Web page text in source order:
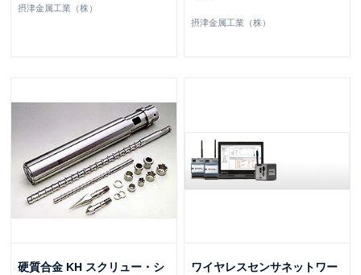
摂津金属工業（株）
摂津金属工業（株）
硬質合金 KH スクリュー・シ
ワイヤレスセンサネットワー